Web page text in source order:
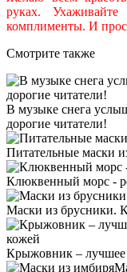
руках.
комплименты. И
Смотрите также
В музыке снега
дорогие читатели!
Питательные маски
Клюквенный морс -
Маски из брусники.
Крыжовник – лучшее